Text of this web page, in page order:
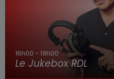
16h00 - 19h00
Le Jukebox RDL